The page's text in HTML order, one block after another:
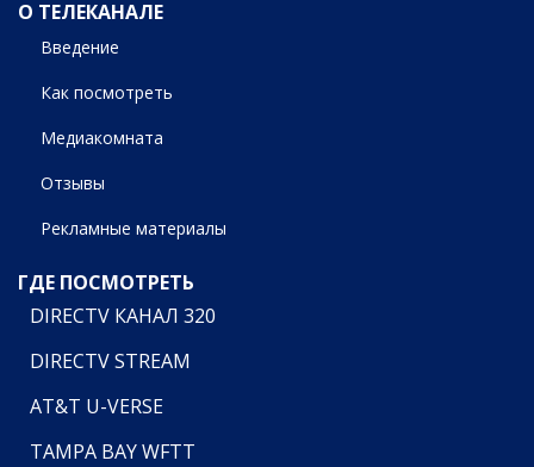
О ТЕЛЕКАНАЛЕ
Введение
Как посмотреть
Медиакомната
Отзывы
Рекламные материалы
ГДЕ ПОСМОТРЕТЬ
DIRECTV КАНАЛ 320
DIRECTV STREAM
AT&T U-VERSE
TAMPA BAY WFTT